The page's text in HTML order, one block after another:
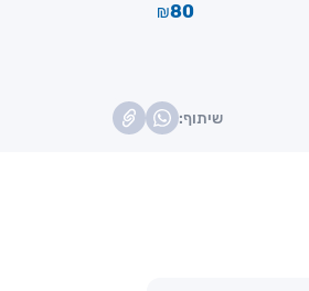
₪80
שיתוף: